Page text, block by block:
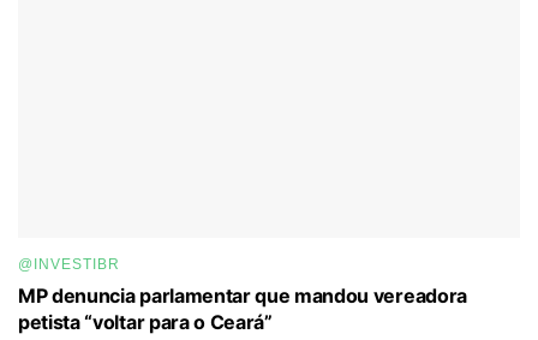
@INVESTIBR
MP denuncia parlamentar que mandou vereadora
petista “voltar para o Ceará”